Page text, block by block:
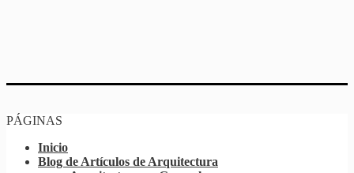
PÁGINAS
Inicio
Blog de Artículos de Arquitectura